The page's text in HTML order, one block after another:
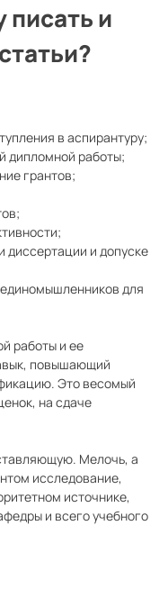
писать и
в аспирантуру;
дипломной работы;
грантов;
диссертации и допуске
для
работы и ее
повышающий
Это весомый
на сдаче
Мелочь, а
исследование,
источнике,
и всего учебного